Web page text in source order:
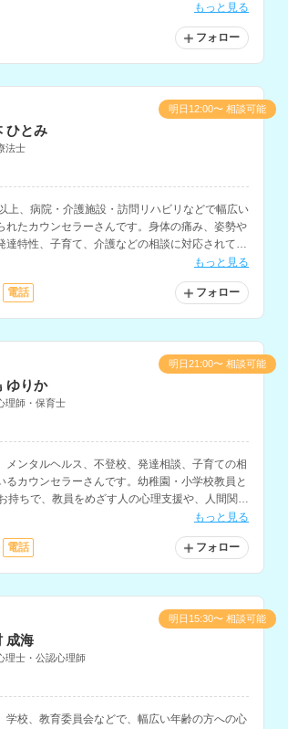
もっと見る
フォロー
ひとみ
法士
上、病院・介護施設・訪問リハビリなどで幅広い
れたカウンセラーさんです。身体の痛み、姿勢や
達特性、子育て、介護などの相談に対応されてい
もっと見る
電話 フォロー
明日12:00〜 相談可能
ゆりか
理師・保育士
メンタルヘルス、不登校、発達相談、子育ての相
るカウンセラーさんです。幼稚園・小学校教員と
持ちで、教員をめざす人の心理支援や、人間関
もっと見る
電話 フォロー
明日21:00〜 相談可能
成海
理士・公認心理師
学校、教育委員会などで、幅広い年齢の方への心
明日15:30〜 相談可能